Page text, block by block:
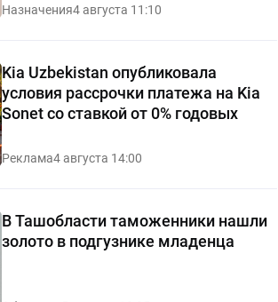
Назначения4 августа 11:10
Kia Uzbekistan опубликовала
условия рассрочки платежа на Kia
Sonet со ставкой от 0% годовых
Реклама4 августа 14:00
В Ташобласти таможенники нашли
золото в подгузнике младенца